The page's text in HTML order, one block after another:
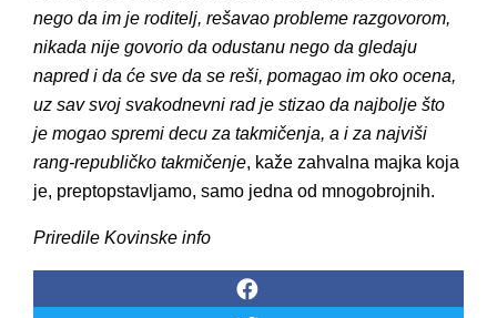
nego da im je roditelj, rešavao probleme razgovorom,
nikada nije govorio da odustanu nego da gledaju
napred i da će sve da se reši, pomagao im oko ocena,
uz sav svoj svakodnevni rad je stizao da najbolje što
je mogao spremi decu za takmičenja, a i za najviši
rang-republičko takmičenje, kaže zahvalna majka koja
je, preptopstavljamo, samo jedna od mnogobrojnih.
Priredile Kovinske info